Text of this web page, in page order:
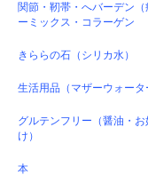
関節・靭帯・へバーデン
ーミックス・コラーゲン
きららの石（シリカ水）
生活用品（マザーウォー
グルテンフリー（醤油・
け）
本